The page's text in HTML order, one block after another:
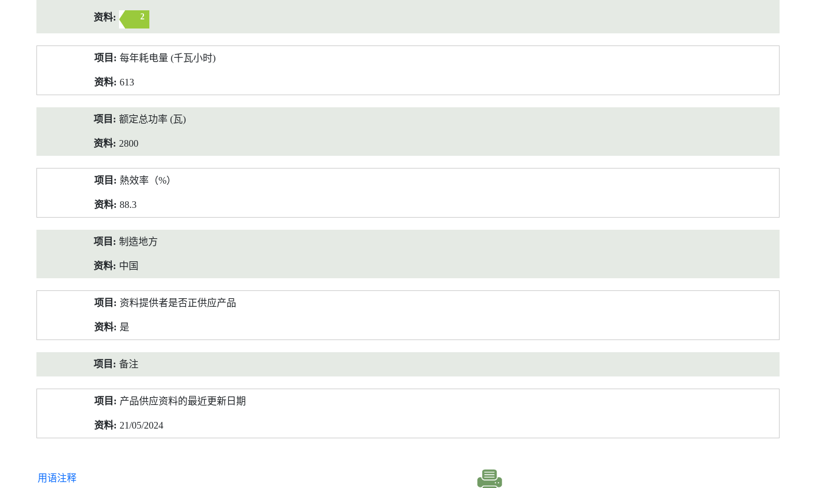
2
每年耗电量 (千瓦小时)
613
额定总功率 (瓦)
2800
熱效率（%）
88.3
制造地方
中国
资料提供者是否正供应产品
是
备注
产品供应资料的最近更新日期
21/05/2024
用语注释